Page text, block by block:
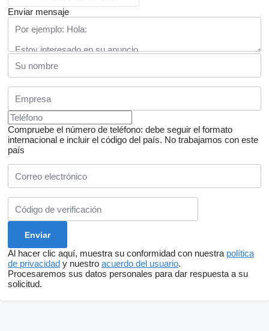
Enviar mensaje
Compruebe el número de teléfono: debe seguir el formato
internacional e incluir el código del país. No trabajamos con este
país
Al hacer clic aquí, muestra su conformidad con nuestra política
de privacidad y nuestro acuerdo del usuario.
Procesaremos sus datos personales para dar respuesta a su
solicitud.